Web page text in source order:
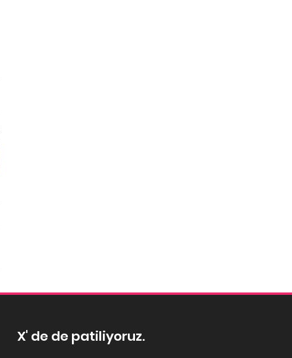
X' de de patiliyoruz.